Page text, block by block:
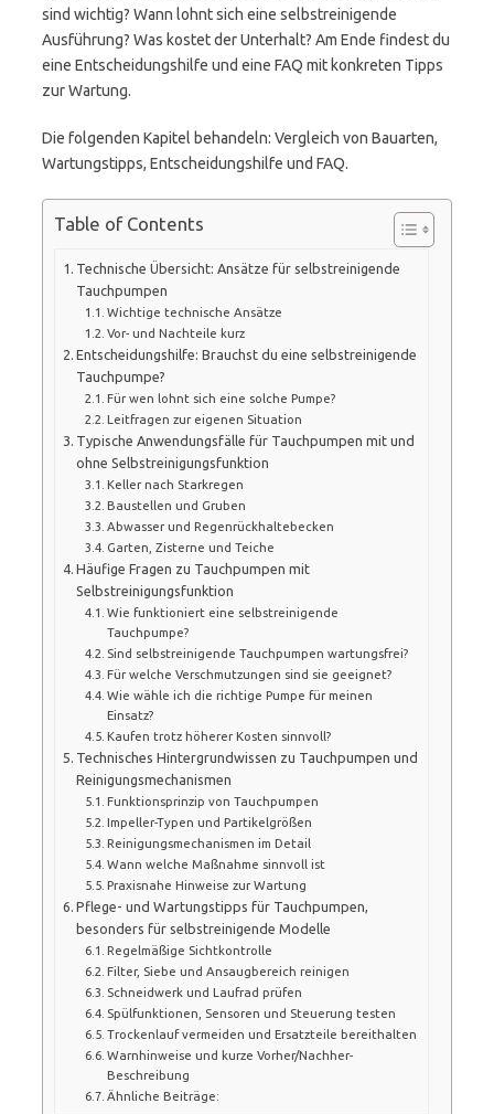
sind wichtig? Wann lohnt sich eine selbstreinigende
Ausführung? Was kostet der Unterhalt? Am Ende findest du
eine Entscheidungshilfe und eine FAQ mit konkreten Tipps
zur Wartung.
Die folgenden Kapitel behandeln: Vergleich von Bauarten,
Wartungstipps, Entscheidungshilfe und FAQ.
Table of Contents
Technische Übersicht: Ansätze für selbstreinigende
Tauchpumpen
Wichtige technische Ansätze
Vor- und Nachteile kurz
Entscheidungshilfe: Brauchst du eine selbstreinigende
Tauchpumpe?
Für wen lohnt sich eine solche Pumpe?
Leitfragen zur eigenen Situation
Typische Anwendungsfälle für Tauchpumpen mit und
ohne Selbstreinigungsfunktion
Keller nach Starkregen
Baustellen und Gruben
Abwasser und Regenrückhaltebecken
Garten, Zisterne und Teiche
Häufige Fragen zu Tauchpumpen mit
Selbstreinigungsfunktion
Wie funktioniert eine selbstreinigende
Tauchpumpe?
Sind selbstreinigende Tauchpumpen wartungsfrei?
Für welche Verschmutzungen sind sie geeignet?
Wie wähle ich die richtige Pumpe für meinen
Einsatz?
Kaufen trotz höherer Kosten sinnvoll?
Technisches Hintergrundwissen zu Tauchpumpen und
Reinigungsmechanismen
Funktionsprinzip von Tauchpumpen
Impeller-Typen und Partikelgrößen
Reinigungsmechanismen im Detail
Wann welche Maßnahme sinnvoll ist
Praxisnahe Hinweise zur Wartung
Pflege- und Wartungstipps für Tauchpumpen,
besonders für selbstreinigende Modelle
Regelmäßige Sichtkontrolle
Filter, Siebe und Ansaugbereich reinigen
Schneidwerk und Laufrad prüfen
Spülfunktionen, Sensoren und Steuerung testen
Trockenlauf vermeiden und Ersatzteile bereithalten
Warnhinweise und kurze Vorher/Nachher-
Beschreibung
Ähnliche Beiträge: